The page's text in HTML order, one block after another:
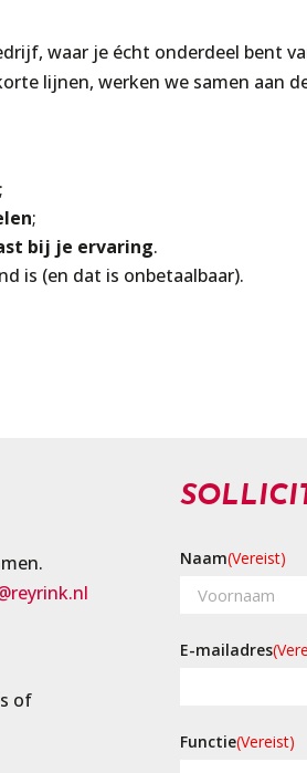
waar je écht onderdeel bent
lijnen, werken we samen aan
;
bij je ervaring.
is (en dat is onbetaalbaar).
of
Naam(Vereist)
E-mailadres
Functie(Vereist)